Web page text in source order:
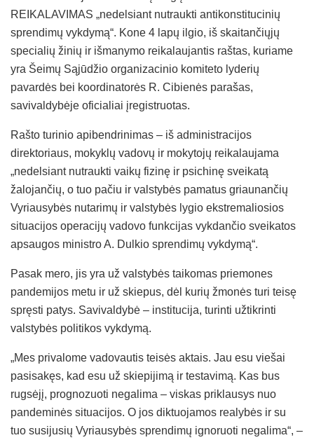
REIKALAVIMAS „nedelsiant nutraukti antikonstitucinių
sprendimų vykdymą“. Kone 4 lapų ilgio, iš skaitančiųjų
specialių žinių ir išmanymo reikalaujantis raštas, kuriame
yra Šeimų Sąjūdžio organizacinio komiteto lyderių
pavardės bei koordinatorės R. Cibienės parašas,
savivaldybėje oficialiai įregistruotas.
Rašto turinio apibendrinimas – iš administracijos
direktoriaus, mokyklų vadovų ir mokytojų reikalaujama
„nedelsiant nutraukti vaikų fizinę ir psichinę sveikatą
žalojančių, o tuo pačiu ir valstybės pamatus griaunančių
Vyriausybės nutarimų ir valstybės lygio ekstremaliosios
situacijos operacijų vadovo funkcijas vykdančio sveikatos
apsaugos ministro A. Dulkio sprendimų vykdymą“.
Pasak mero, jis yra už valstybės taikomas priemones
pandemijos metu ir už skiepus, dėl kurių žmonės turi teisę
spręsti patys. Savivaldybė – institucija, turinti užtikrinti
valstybės politikos vykdymą.
„Mes privalome vadovautis teisės aktais. Jau esu viešai
pasisakęs, kad esu už skiepijimą ir testavimą. Kas bus
rugsėjį, prognozuoti negalima – viskas priklausys nuo
pandeminės situacijos. O jos diktuojamos realybės ir su
tuo susijusių Vyriausybės sprendimų ignoruoti negalima“, –